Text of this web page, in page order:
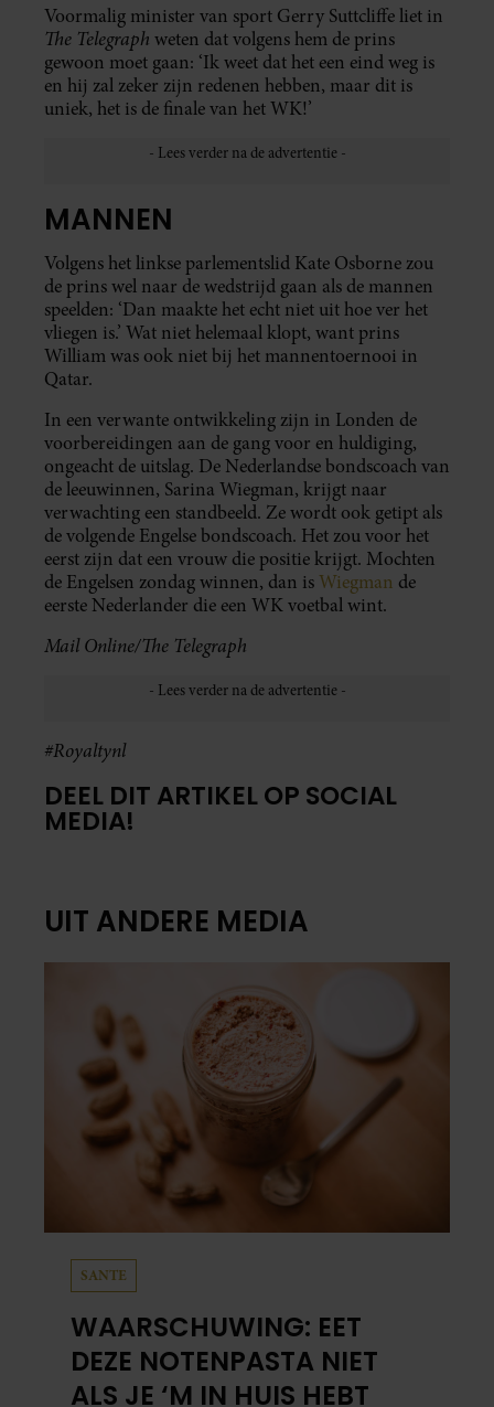
Voormalig minister van sport Gerry Suttcliffe liet in
The Telegraph weten dat volgens hem de prins
gewoon moet gaan: ‘Ik weet dat het een eind weg is
en hij zal zeker zijn redenen hebben, maar dit is
uniek, het is de finale van het WK!’
MANNEN
Volgens het linkse parlementslid Kate Osborne zou
de prins wel naar de wedstrijd gaan als de mannen
speelden: ‘Dan maakte het echt niet uit hoe ver het
vliegen is.’ Wat niet helemaal klopt, want prins
William was ook niet bij het mannentoernooi in
Qatar.
In een verwante ontwikkeling zijn in Londen de
voorbereidingen aan de gang voor en huldiging,
ongeacht de uitslag. De Nederlandse bondscoach van
de leeuwinnen, Sarina Wiegman, krijgt naar
verwachting een standbeeld. Ze wordt ook getipt als
de volgende Engelse bondscoach. Het zou voor het
eerst zijn dat een vrouw die positie krijgt. Mochten
de Engelsen zondag winnen, dan isWiegman de
eerste Nederlander die een WK voetbal wint.
Mail Online/The Telegraph
#Royaltynl
DEEL DIT ARTIKEL OP SOCIAL
MEDIA!
UIT ANDERE MEDIA
SANTE
WAARSCHUWING: EET
DEZE NOTENPASTA NIET
ALS JE ‘M IN HUIS HEBT